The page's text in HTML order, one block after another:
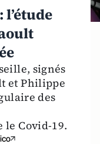
signés
et Philippe
des
Covid-19.